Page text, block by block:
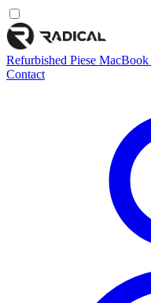
Refurbished Piese MacBook
Contact